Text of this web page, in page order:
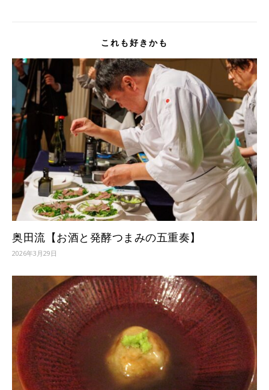
これも好きかも
奥田流【お酒と発酵つまみの五重奏】
2026年3月29日